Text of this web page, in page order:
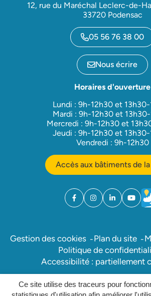
Ce site utilise des traceurs pour
12, rue du Maréchal Leclerc-de-
33720 Podensac
05 56 76 38 00
Nous écrire
Horaires d'ouverture
Lundi : 9h-12h30 et
Mardi : 9h-12h30 et
Mercredi : 9h-12h30 et
Jeudi : 9h-12h30 et
Vendredi : 9h-12h30
Accès aux bâtiments de
Facebook
(ouverture dans un
Instagram
(ouverture dans
Linkedin
(ouverture
Gestion des cookies Plan du site
Politique de
Accessibilité : partiellement
Site réalisé par